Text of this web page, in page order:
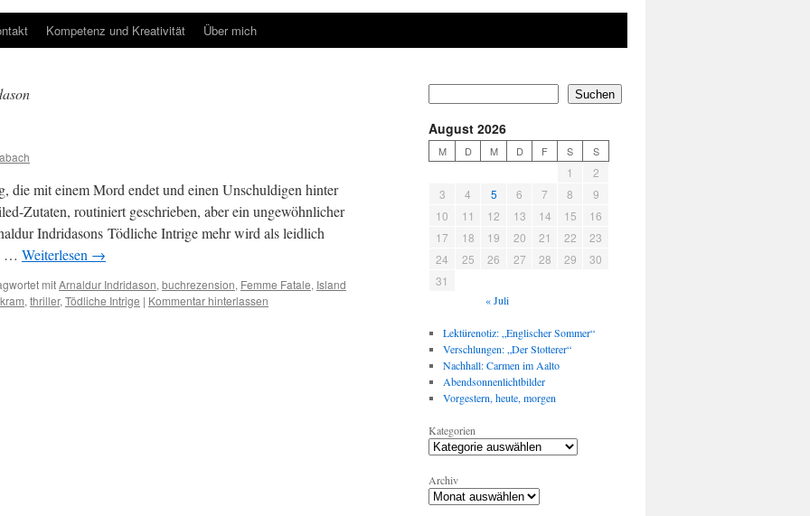
Kompetenz und Kreativität Über mich
die mit einem Mord endet und einen Unschuldigen hinter
Zutaten, routiniert geschrieben, aber ein ungewöhnlicher
Indridasons Tödliche Intrige mehr wird als leidlich
… Weiterlesen →
mitArnaldur Indridason, buchrezension, Femme Fatale, Island
, thriller, Tödliche Intrige | Kommentar hinterlassen
Suchen
August 2026
M D M D F S S
1
2
3
4 5 6 7 8
9
10
11 12 13 14 15
16
17
18 19 20 21 22
23
24
25 26 27 28 29
30
31
« Juli
Lektürenotiz: „Englischer Sommer“
Verschlungen: „Der Stotterer“
Nachhall: Carmen im Aalto
Abendsonnenlichtbilder
Vorgestern, heute, morgen
Kategorien
Archiv